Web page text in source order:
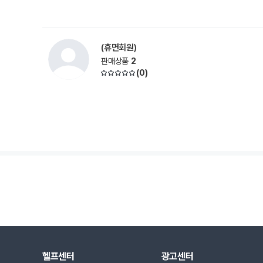
(휴면회원)
판매상품 2
(0)
헬프센터 광고센터